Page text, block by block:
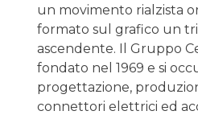
un movimento rialzista
formato sul grafico un
ascendente. Il Gruppo
fondato nel 1969 e si
progettazione,
connettori elettrici ed